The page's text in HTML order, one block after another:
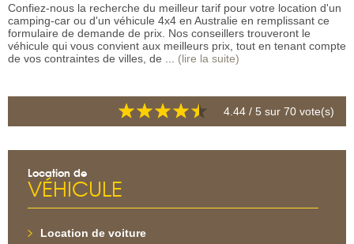
Confiez-nous la recherche du meilleur tarif pour votre location d'un
camping-car ou d'un véhicule 4x4 en Australie en remplissant ce
formulaire de demande de prix. Nos conseillers trouveront le
véhicule qui vous convient aux meilleurs prix, tout en tenant compte
de vos contraintes de villes, de ... (lire la suite)
4.44 / 5 sur 70 vote(s)
Location de
VÉHICULE
Location de voiture